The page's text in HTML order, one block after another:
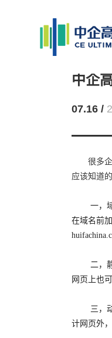
中企
07.16 /
很多
应该知道
一，
在域名前
二，
网页上也
三，
计网页外